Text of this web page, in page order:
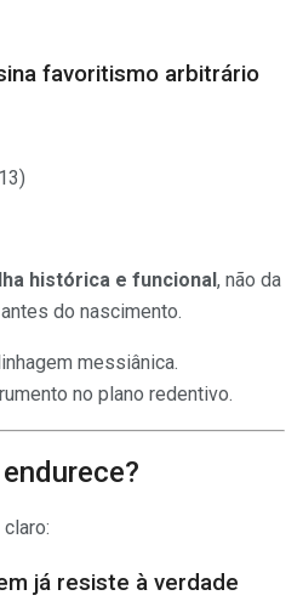
favoritismo arbitrário
histórica e funcional , não da
do nascimento.
messiânica.
no plano redentivo.
já resiste à verdade